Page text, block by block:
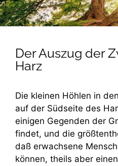
Der Auszug der
Harz
Die kleinen Höhlen in
auf der Südseite des
einigen Gegenden der
findet, und die
daß erwachsene
können, theils aber